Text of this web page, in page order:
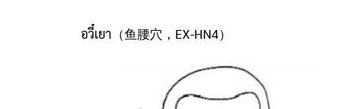
อวี๋เยา（鱼腰穴，EX-HN4）